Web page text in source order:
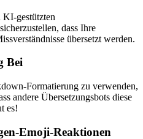
KI-gestützten
dass Ihre
übersetzt werden.
Bei
Formatierung zu verwenden,
andere Übersetzungsbots diese
es!
Emoji-Reaktionen